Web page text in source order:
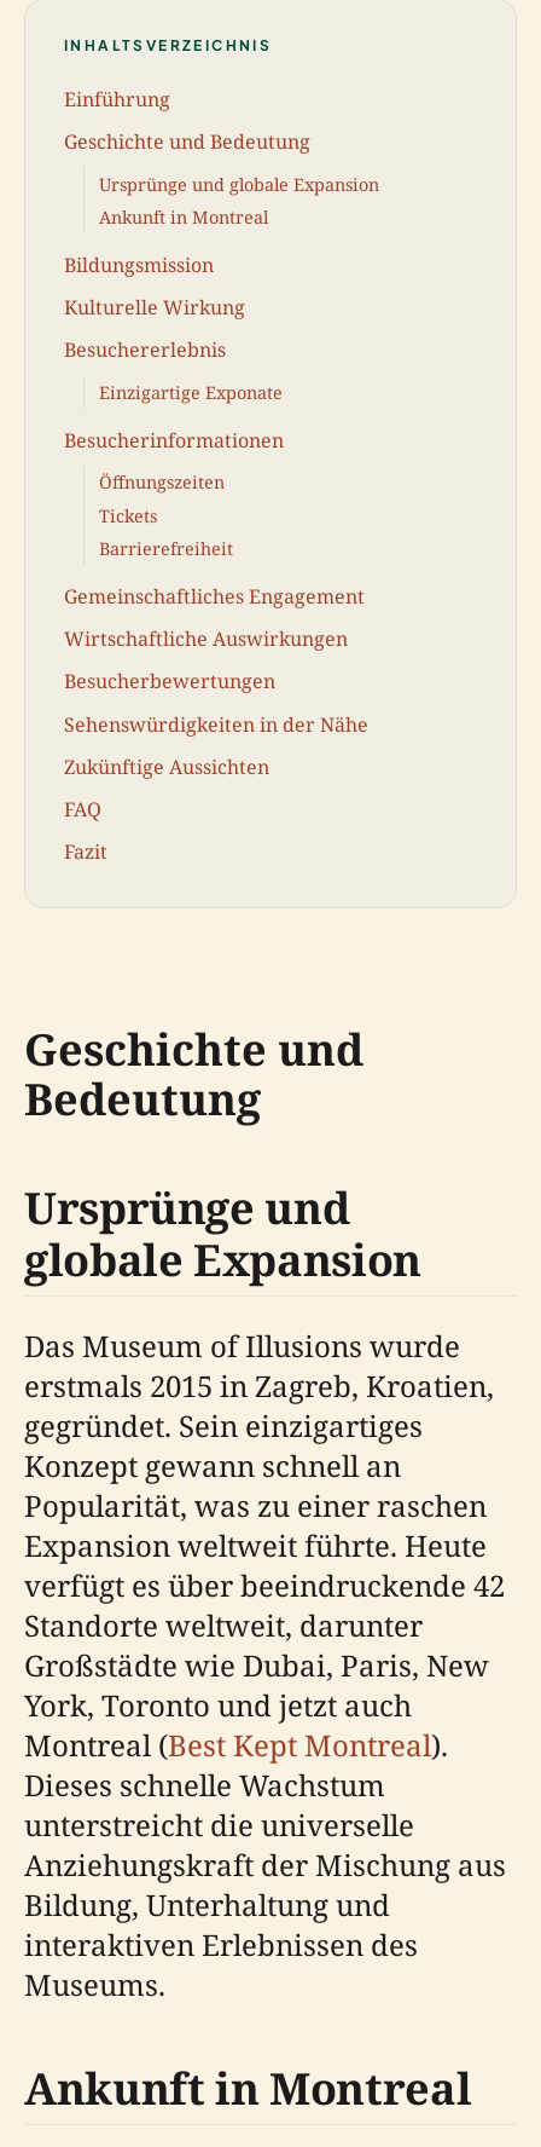
INHALTSVERZEICHNIS
Einführung
Geschichte und Bedeutung
Ursprünge und globale Expansion
Ankunft in Montreal
Bildungsmission
Kulturelle Wirkung
Besuchererlebnis
Einzigartige Exponate
Besucherinformationen
Öffnungszeiten
Tickets
Barrierefreiheit
Gemeinschaftliches Engagement
Wirtschaftliche Auswirkungen
Besucherbewertungen
Sehenswürdigkeiten in der Nähe
Zukünftige Aussichten
FAQ
Fazit
Geschichte und
Bedeutung
Ursprünge und
globale Expansion
Das Museum of Illusions wurde
erstmals 2015 in Zagreb, Kroatien,
gegründet. Sein einzigartiges
Konzept gewann schnell an
Popularität, was zu einer raschen
Expansion weltweit führte. Heute
verfügt es über beeindruckende 42
Standorte weltweit, darunter
Großstädte wie Dubai, Paris, New
York, Toronto und jetzt auch
Montreal (Best Kept Montreal).
Dieses schnelle Wachstum
unterstreicht die universelle
Anziehungskraft der Mischung aus
Bildung, Unterhaltung und
interaktiven Erlebnissen des
Museums.
Ankunft in Montreal